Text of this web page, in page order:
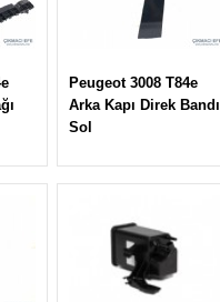
Peugeot 3008 T84e
Arka Kapı Direk Bandı
Sol